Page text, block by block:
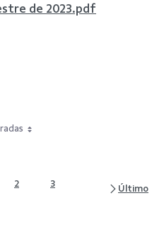
de 2023.pdf
Página
2 Página
3